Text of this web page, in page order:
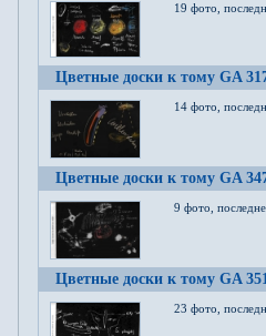
19 фото,
Цветные доски к тому GA
14 фото,
Цветные доски к тому GA
9 фото,
Цветные доски к тому GA
23 фото,